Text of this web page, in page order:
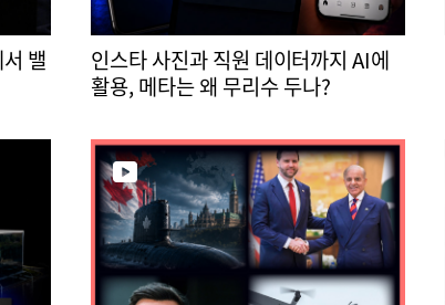
밸
인스타 사진과 직원 데이터까지 AI에
활용, 메타는 왜 무리수 두나?